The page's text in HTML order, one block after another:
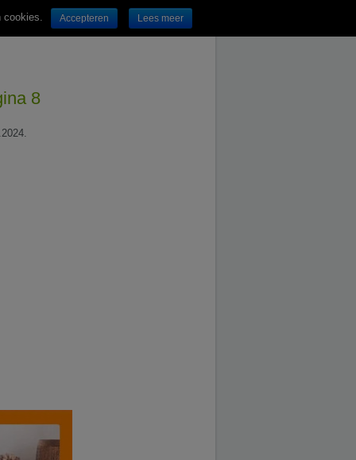
8
cookies. Accepteren Lees meer